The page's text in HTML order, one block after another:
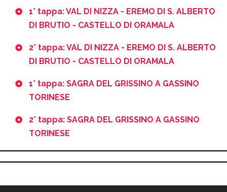
1° tappa: VAL DI NIZZA - EREMO DI S. ALBERTO
DI BRUTIO - CASTELLO DI ORAMALA
2° tappa: VAL DI NIZZA - EREMO DI S. ALBERTO
DI BRUTIO - CASTELLO DI ORAMALA
1° tappa: SAGRA DEL GRISSINO A GASSINO
TORINESE
2° tappa: SAGRA DEL GRISSINO A GASSINO
TORINESE